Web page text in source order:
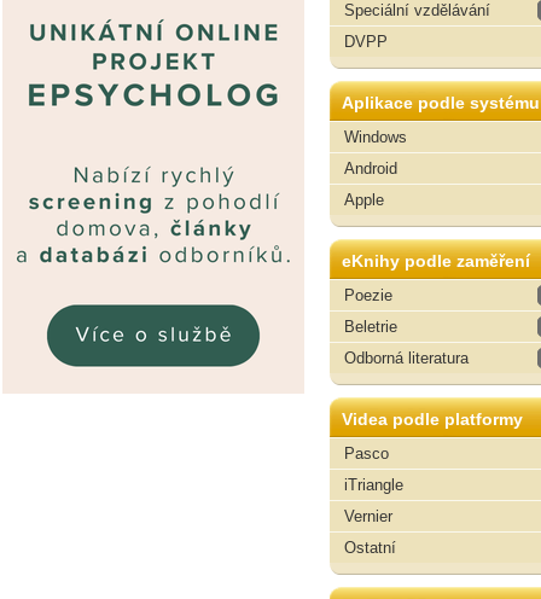
Speciální vzdělávání
DVPP
Aplikace podle systému
Windows
Android
Apple
eKnihy podle zaměření
Poezie
Beletrie
Odborná literatura
Videa podle platformy
Pasco
iTriangle
Vernier
Ostatní